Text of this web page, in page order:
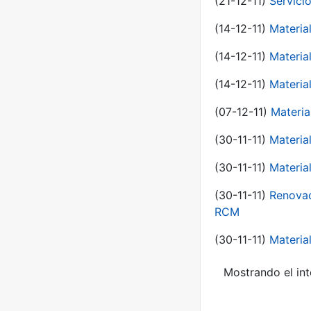
(14-12-11)
(14-12-11)
(14-12-11)
(07-12-11)
(30-11-11)
(30-11-11)
(30-11-11)
RCM
(30-11-11)
Mostrando el